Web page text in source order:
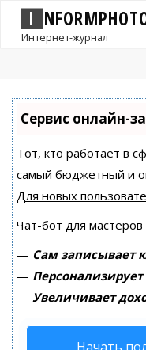
I NFORMPHOT
Интернет-журнал
Сервис онлайн-
Тот, кто работает в
самый бюджетный и
Для новых
Чат-бот для
— Сам записывает
—
— Увеличивает